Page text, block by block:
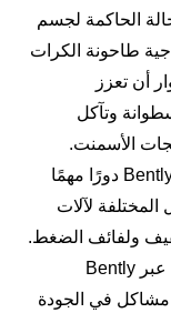
الحاكمة لجسم
طاحونة الكرات
أن تعزز
وتآكل
الأسمنت.
يلعب Bently Nevada 330750-60 دورًا مهمًا
لآلات
ولفائف الضغط.
يعد اكتشاف الاهتزاز غير الطبيعي للمعدات عبر Bently
مشاكل في الجودة